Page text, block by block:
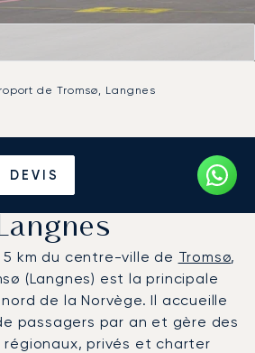
DEVIS
de Tromsø, Langnes
Privé de/vers
de Tromsø,
km du centre-ville de Tromsø,
(Langnes) est la principale
de la Norvège. Il accueille
passagers par an et gère des
régionaux, privés et charter